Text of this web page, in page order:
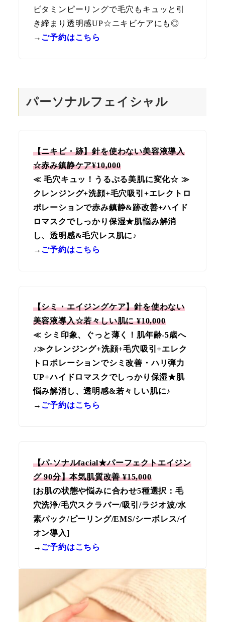
ビタミンピーリングで毛穴もキュッと引
き締まり透明感UP☆ニキビケアにも◎
→ ご予約はこちら
パーソナルフェイシャル
【ニキビ・跡】針を使わない美容液導入
☆赤み鎮静ケア¥10,000
≪ 毛穴キュッ！うるぷる美肌に変化☆ ≫
クレンジング+洗顔+毛穴吸引+エレクトロ
ポレーションで赤み鎮静&跡改善+ハイド
ロマスクでしっかり保湿★肌悩み解消
し、透明感&毛穴レス肌に♪
→ ご予約はこちら
【シミ・エイジングケア】針を使わない
美容液導入☆若々しい肌に¥10,000
≪ シミ印象、ぐっと薄く！肌年齢-5歳へ
♪≫クレンジング+洗顔+毛穴吸引+エレク
トロポレーションでシミ改善・ハリ弾力
UP+ハイドロマスクでしっかり保湿★肌
悩み解消し、透明感&若々しい肌に♪
→ ご予約はこちら
【パ-ソナルfacial★パーフェクトエイジン
グ 90分】本気肌質改善 ¥15,000
[お肌の状態や悩みに合わせ5種選択：毛
穴洗浄/毛穴スクラバー/吸引/ラジオ波/水
素パック/ピーリング/EMS/シーボレス/イ
オン導入]
→ ご予約はこちら